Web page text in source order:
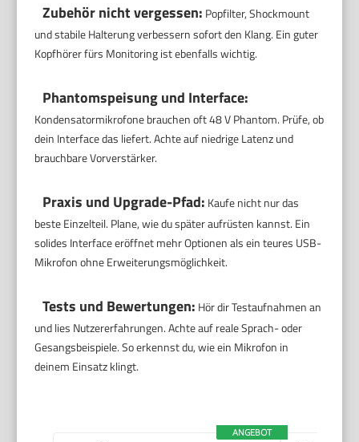
Zubehör nicht vergessen: Popfilter, Shockmount
und stabile Halterung verbessern sofort den Klang. Ein guter
Kopfhörer fürs Monitoring ist ebenfalls wichtig.
Phantomspeisung und Interface:
Kondensatormikrofone brauchen oft 48 V Phantom. Prüfe, ob
dein Interface das liefert. Achte auf niedrige Latenz und
brauchbare Vorverstärker.
Praxis und Upgrade-Pfad: Kaufe nicht nur das
beste Einzelteil. Plane, wie du später aufrüsten kannst. Ein
solides Interface eröffnet mehr Optionen als ein teures USB-
Mikrofon ohne Erweiterungsmöglichkeit.
Tests und Bewertungen: Hör dir Testaufnahmen an
und lies Nutzererfahrungen. Achte auf reale Sprach- oder
Gesangsbeispiele. So erkennst du, wie ein Mikrofon in
deinem Einsatz klingt.
ANGEBOT